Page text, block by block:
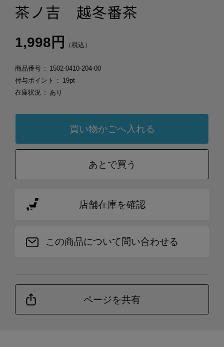
茶ノ吉 越冬番茶
1,998円 （税込）
商品番号
1502-0410-204-00
付与ポイント
19pt
在庫状況
あり
あとで買う
店舗在庫を確認
この商品について問い合わせる
ページを共有